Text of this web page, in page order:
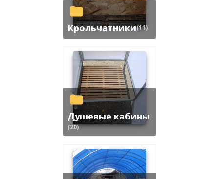
Крольчатники(11)
Душевые кабины
(20)